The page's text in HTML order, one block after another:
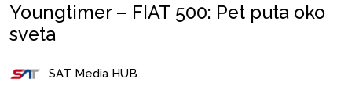
Youngtimer – FIAT 500: Pet puta oko
sveta
SAT Media HUB